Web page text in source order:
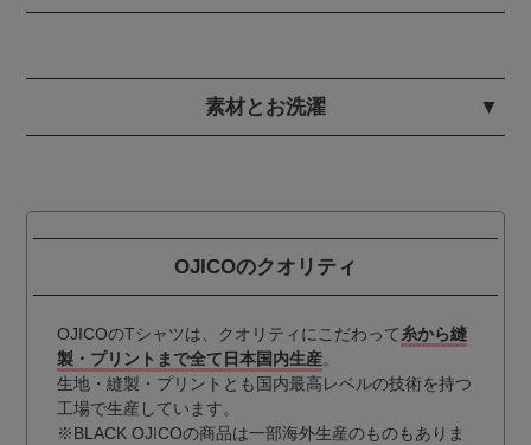
素材とお洗濯
OJICOのクオリティ
OJICOのTシャツは、クオリティにこだわって糸から縫
製・プリントまで全て日本国内生産。
生地・縫製・プリントとも国内最高レベルの技術を持つ
工場で生産しています。
※BLACK OJICOの商品は一部海外生産のものもありま